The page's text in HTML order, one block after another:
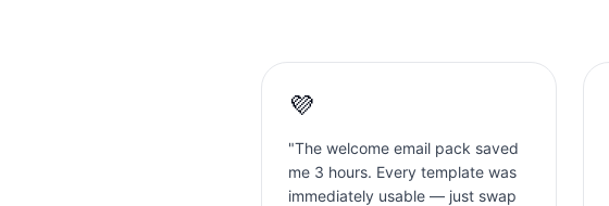
💜
"The welcome email pack saved
me 3 hours. Every template was
immediately usable — just swap